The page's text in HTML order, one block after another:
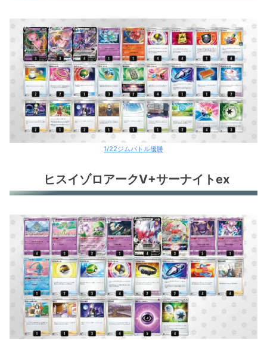
1/22ジムバトル優勝
ヒスイゾロアークV+サーナイトex